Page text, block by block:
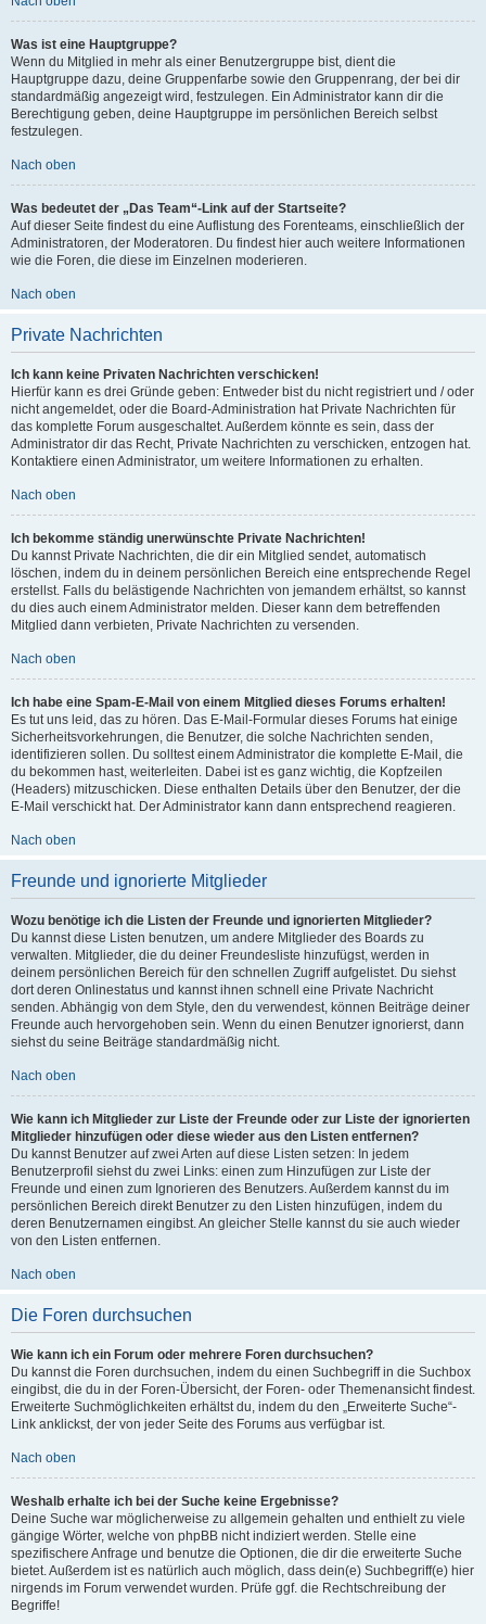
Was ist eine Hauptgruppe?
Wenn du Mitglied in mehr als einer Benutzergruppe bist, dient die
Hauptgruppe dazu, deine Gruppenfarbe sowie den Gruppenrang, der bei dir
standardmäßig angezeigt wird, festzulegen. Ein Administrator kann dir die
Berechtigung geben, deine Hauptgruppe im persönlichen Bereich selbst
festzulegen.
Nach oben
Was bedeutet der „Das Team“-Link auf der Startseite?
Auf dieser Seite findest du eine Auflistung des Forenteams, einschließlich der
Administratoren, der Moderatoren. Du findest hier auch weitere Informationen
wie die Foren, die diese im Einzelnen moderieren.
Nach oben
Private Nachrichten
Ich kann keine Privaten Nachrichten verschicken!
Hierfür kann es drei Gründe geben: Entweder bist du nicht registriert und / oder
nicht angemeldet, oder die Board-Administration hat Private Nachrichten für
das komplette Forum ausgeschaltet. Außerdem könnte es sein, dass der
Administrator dir das Recht, Private Nachrichten zu verschicken, entzogen hat.
Kontaktiere einen Administrator, um weitere Informationen zu erhalten.
Nach oben
Ich bekomme ständig unerwünschte Private Nachrichten!
Du kannst Private Nachrichten, die dir ein Mitglied sendet, automatisch
löschen, indem du in deinem persönlichen Bereich eine entsprechende Regel
erstellst. Falls du belästigende Nachrichten von jemandem erhältst, so kannst
du dies auch einem Administrator melden. Dieser kann dem betreffenden
Mitglied dann verbieten, Private Nachrichten zu versenden.
Nach oben
Ich habe eine Spam-E-Mail von einem Mitglied dieses Forums erhalten!
Es tut uns leid, das zu hören. Das E-Mail-Formular dieses Forums hat einige
Sicherheitsvorkehrungen, die Benutzer, die solche Nachrichten senden,
identifizieren sollen. Du solltest einem Administrator die komplette E-Mail, die
du bekommen hast, weiterleiten. Dabei ist es ganz wichtig, die Kopfzeilen
(Headers) mitzuschicken. Diese enthalten Details über den Benutzer, der die
E-Mail verschickt hat. Der Administrator kann dann entsprechend reagieren.
Nach oben
Freunde und ignorierte Mitglieder
Wozu benötige ich die Listen der Freunde und ignorierten Mitglieder?
Du kannst diese Listen benutzen, um andere Mitglieder des Boards zu
verwalten. Mitglieder, die du deiner Freundesliste hinzufügst, werden in
deinem persönlichen Bereich für den schnellen Zugriff aufgelistet. Du siehst
dort deren Onlinestatus und kannst ihnen schnell eine Private Nachricht
senden. Abhängig von dem Style, den du verwendest, können Beiträge deiner
Freunde auch hervorgehoben sein. Wenn du einen Benutzer ignorierst, dann
siehst du seine Beiträge standardmäßig nicht.
Nach oben
Wie kann ich Mitglieder zur Liste der Freunde oder zur Liste der ignorierten
Mitglieder hinzufügen oder diese wieder aus den Listen entfernen?
Du kannst Benutzer auf zwei Arten auf diese Listen setzen: In jedem
Benutzerprofil siehst du zwei Links: einen zum Hinzufügen zur Liste der
Freunde und einen zum Ignorieren des Benutzers. Außerdem kannst du im
persönlichen Bereich direkt Benutzer zu den Listen hinzufügen, indem du
deren Benutzernamen eingibst. An gleicher Stelle kannst du sie auch wieder
von den Listen entfernen.
Nach oben
Die Foren durchsuchen
Wie kann ich ein Forum oder mehrere Foren durchsuchen?
Du kannst die Foren durchsuchen, indem du einen Suchbegriff in die Suchbox
eingibst, die du in der Foren-Übersicht, der Foren- oder Themenansicht findest.
Erweiterte Suchmöglichkeiten erhältst du, indem du den „Erweiterte Suche“-
Link anklickst, der von jeder Seite des Forums aus verfügbar ist.
Nach oben
Weshalb erhalte ich bei der Suche keine Ergebnisse?
Deine Suche war möglicherweise zu allgemein gehalten und enthielt zu viele
gängige Wörter, welche von phpBB nicht indiziert werden. Stelle eine
spezifischere Anfrage und benutze die Optionen, die dir die erweiterte Suche
bietet. Außerdem ist es natürlich auch möglich, dass dein(e) Suchbegriff(e) hier
nirgends im Forum verwendet wurden. Prüfe ggf. die Rechtschreibung der
Begriffe!